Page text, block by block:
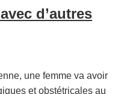
d’autres
une femme va avoir
et obstétricales au